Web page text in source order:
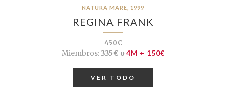
NATURA MARE, 1999
REGINA FRANK
450€
Miembros:335€ o 4M + 150€
VER TODO